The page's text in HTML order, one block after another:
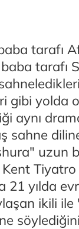
tarafı
tarafı
gibi yolda
aynı
sahne
uzun
21 yılda
ikili